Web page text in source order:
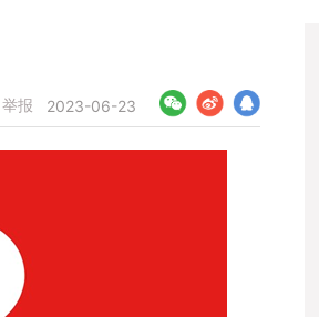
举报 2023-06-23